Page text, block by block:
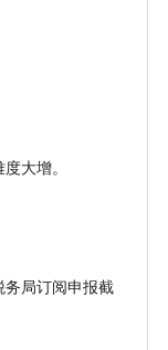
大增。
务局订阅申报截